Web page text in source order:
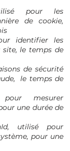
pour les
de cookie,
identifier les
le temps de
de sécurité
le temps de
mesurer
une durée de
utilisé pour
pour une